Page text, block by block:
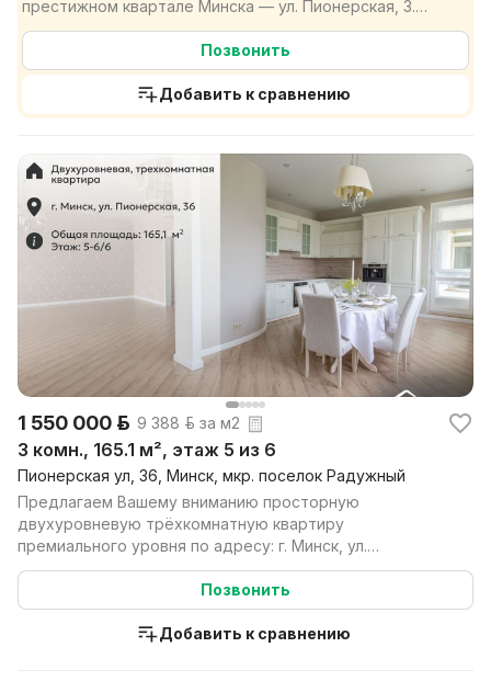
престижном квартале Минска — ул. Пионерская, 3.
Продается ...
Позвонить
Добавить к сравнению
1 550 000 р. 9 388 р. за м2
3 комн., 165.1 м², этаж 5 из 6
Пионерская ул, 36, Минск, мкр. поселок Радужный
Предлагаем Вашему вниманию просторную
двухуровневую трёхкомнатную квартиру
премиального уровня по адресу: г. Минск, ул.
Пионерская, 36. Дом расположен...
Позвонить
Добавить к сравнению